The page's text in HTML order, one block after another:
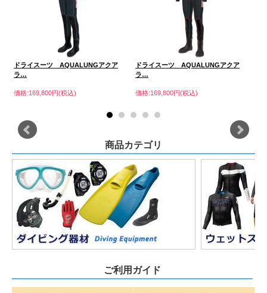
ドライスーツ AQUALUNGアクア
ラ…
価格:169,800円(税込)
ドライスーツ AQUALUNGアクア
ラ…
価格:169,800円(税込)
商品カテゴリ
ご利用ガイド